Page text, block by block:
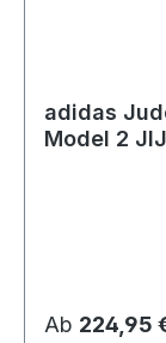
adidas
Model 2
Regulärer
Ab 224,95